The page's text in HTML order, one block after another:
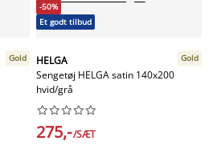
Gold
-50%
Et godt tilbud
HELGA
Sengetøj HELGA satin 140x200
hvid/grå
Gold






275,-/SÆT